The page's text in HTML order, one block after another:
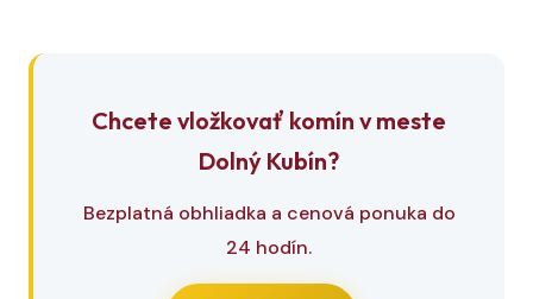
Chcete vložkovať komín v meste
Dolný Kubín?
Bezplatná obhliadka a cenová ponuka do
24 hodín.